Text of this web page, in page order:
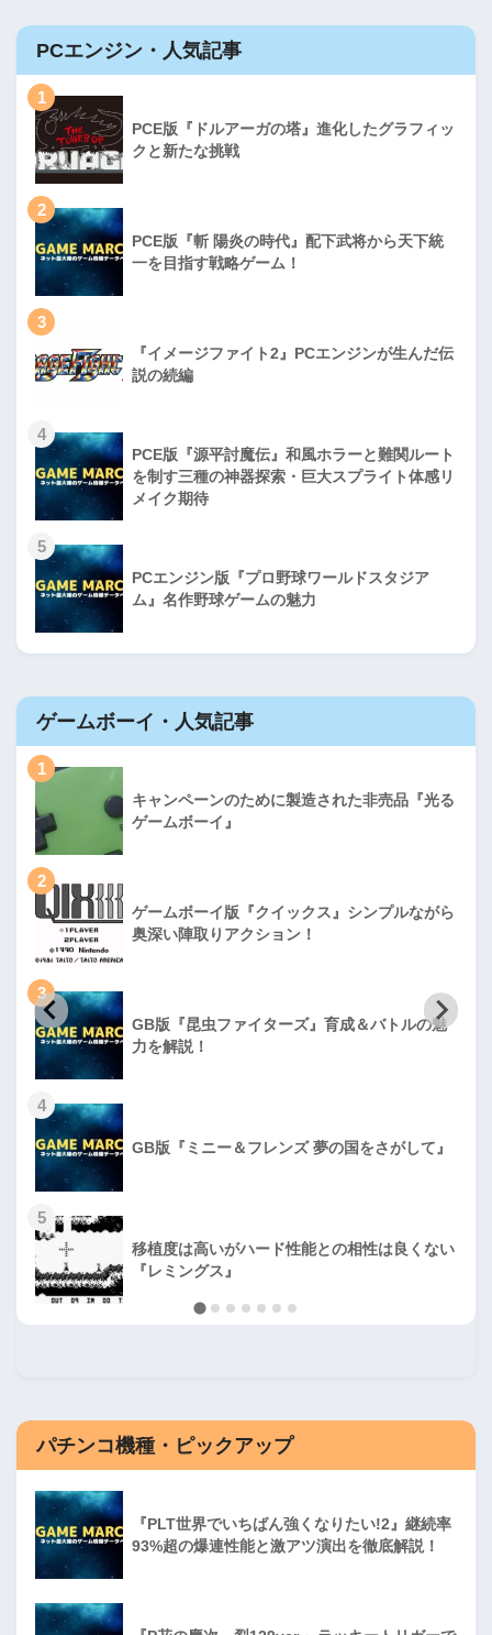
PCエンジン・人気記事
1
PCE版『ドルアーガの塔』進化したグラフィッ
クと新たな挑戦
2
PCE版『斬 陽炎の時代』配下武将から天下統
一を目指す戦略ゲーム！
3
『イメージファイト2』PCエンジンが生んだ伝
説の続編
4
PCE版『源平討魔伝』和風ホラーと難関ルート
を制す三種の神器探索・巨大スプライト体感リ
メイク期待
5
PCエンジン版『プロ野球ワールドスタジア
ム』名作野球ゲームの魅力
ゲームボーイ・人気記事
1
キャンペーンのために製造された非売品『光る
ゲームボーイ』
2
ゲームボーイ版『クイックス』シンプルながら
奥深い陣取りアクション！
3
GB版『昆虫ファイターズ』育成＆バトルの魅
力を解説！
4
GB版『ミニー＆フレンズ 夢の国をさがして』
5
移植度は高いがハード性能との相性は良くない
『レミングス』
パチンコ機種・ピックアップ
『PLT世界でいちばん強くなりたい!2』継続率
93%超の爆連性能と激アツ演出を徹底解説！